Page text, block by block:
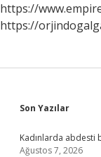
https://
https://
Sidebar
Son Yazılar
Kadınlarda abdesti
Ağustos 7, 2026